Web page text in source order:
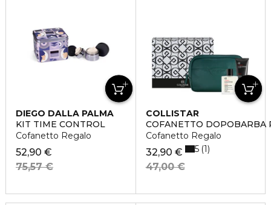
DIEGO DALLA PALMA
KIT TIME CONTROL
Cofanetto Regalo
52,90 €
75,57 €
COLLISTAR
COFANETTO DOPOBARBA
Cofanetto Regalo
32,90 €
47,00 €
5 1